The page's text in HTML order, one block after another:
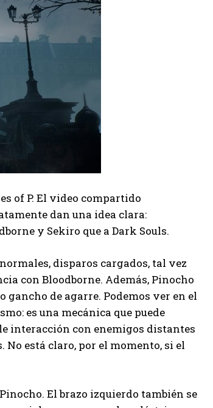
of P. El video compartido
dan una idea clara:
y Sekiro que a Dark Souls.
disparos cargados, tal vez
con Bloodborne. Además, Pinocho
gancho de agarre. Podemos ver en el
es una mecánica que puede
interacción con enemigos distantes
está claro, por el momento, si el
El brazo izquierdo también se